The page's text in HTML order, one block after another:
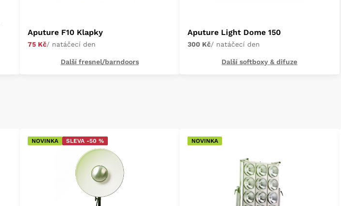
Aputure F10 Klapky
75 Kč/ natáčecí den
Další fresnel/barndoors
Aputure Light Dome 150
300 Kč/ natáčecí den
Další softboxy & difuze
NOVINKA SLEVA -50 % NOVINKA